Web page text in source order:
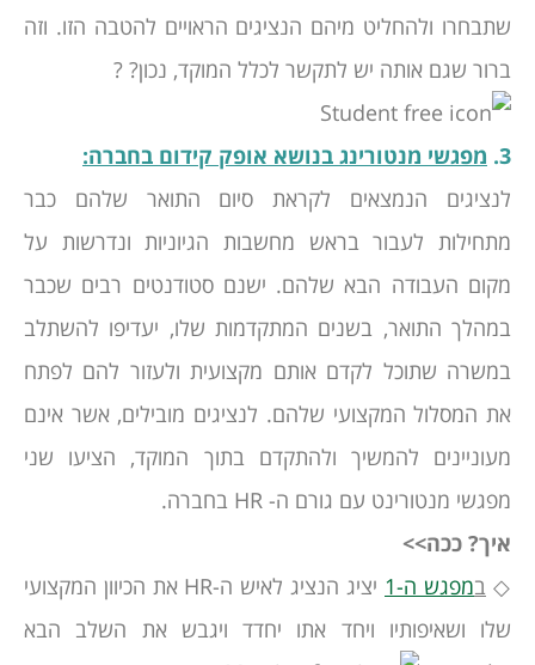
שתבחרו ולהחליט מיהם הנציגים הראויים להטבה הזו. וזה
ברור שגם אותה יש לתקשר לכלל המוקד, נכון? ?
3. מפגשי מנטורינג בנושא אופק קידום בחברה:
לנציגים הנמצאים לקראת סיום התואר שלהם כבר
מתחילות לעבור בראש מחשבות הגיוניות ונדרשות על
מקום העבודה הבא שלהם. ישנם סטודנטים רבים שכבר
במהלך התואר, בשנים המתקדמות שלו, יעדיפו להשתלב
במשרה שתוכל לקדם אותם מקצועית ולעזור להם לפתח
את המסלול המקצועי שלהם. לנציגים מובילים, אשר אינם
מעוניינים להמשיך ולהתקדם בתוך המוקד, הציעו שני
מפגשי מנטורינט עם גורם ה- HR בחברה.
איך? ככה>>
◇ במפגש ה-1
יציג הנציג לאיש ה-HR את הכיוון המקצועי
שלו ושאיפותיו ויחד אתו יחדד ויגבש את השלב הבא